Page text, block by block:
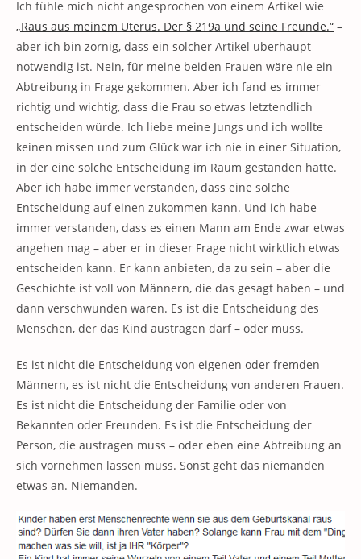
Ich fühle mich nicht angesprochen von einem Artikel wie
„Raus aus meinem Uterus. Der § 219a und seine Freunde.“ –
aber ich bin zornig, dass ein solcher Artikel überhaupt
notwendig ist. Nein, für meine beiden Frauen wäre nie ein
Abtreibung in Frage gekommen. Aber ich fand es immer
richtig und wichtig, dass die Frau so etwas letztendlich
entscheiden würde. Ich liebe meine Jungs und ich wollte
keinen missen und zum Glück war ich nie in einer Situation,
in der eine solche Entscheidung im Raum gestanden hätte.
Aber ich habe immer verstanden, dass eine solche
Entscheidung auf einen zukommen kann. Und ich habe
immer verstanden, dass es einen Mann am Ende zwar etwas
angehen mag – aber er in dieser Frage nicht wirktlich etwas
entscheiden kann. Er kann anbieten, da zu sein – aber die
Geschichte ist voll von Männern, die das gesagt haben – und
dann verschwunden waren. Es ist die Entscheidung des
Menschen, der das Kind austragen darf – oder muss.
Es ist nicht die Entscheidung von eigenen oder fremden
Männern, es ist nicht die Entscheidung von anderen Frauen.
Es ist nicht die Entscheidung der Familie oder von
Bekannten oder Freunden. Es ist die Entscheidung der
Person, die austragen muss – oder eben eine Abtreibung an
sich vornehmen lassen muss. Sonst geht das niemanden
etwas an. Niemanden.